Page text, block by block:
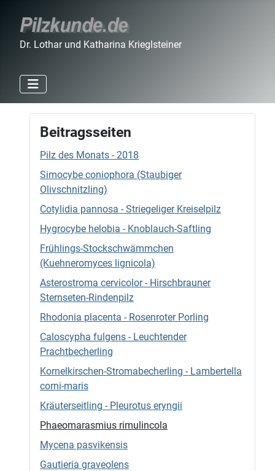
Dr. Lothar und Katharina Krieglsteiner
Beitragsseiten
Pilz des Monats - 2018
Simocybe coniophora (Staubiger
Olivschnitzling)
Cotylidia pannosa - Striegeliger Kreiselpilz
Hygrocybe helobia - Knoblauch-Saftling
Frühlings-Stockschwämmchen
(Kuehneromyces lignicola)
Asterostroma cervicolor - Hirschbrauner
Sternseten-Rindenpilz
Rhodonia placenta - Rosenroter Porling
Caloscypha fulgens - Leuchtender
Prachtbecherling
Kornelkirschen-Stromabecherling - Lambertella
corni-maris
Kräuterseitling - Pleurotus eryngii
Phaeomarasmius rimulincola
Mycena pasvikensis
Gautieria graveolens